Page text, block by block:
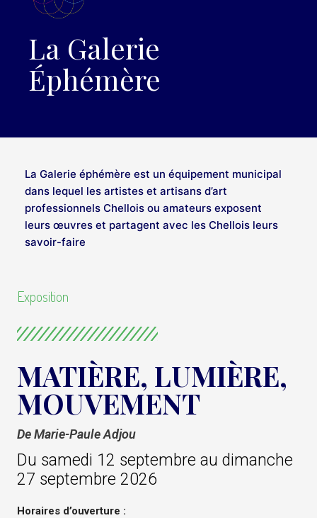
La Galerie
Éphémère
La Galerie éphémère est un équipement municipal
dans lequel les artistes et artisans d’art
professionnels Chellois ou amateurs exposent
leurs œuvres et partagent avec les Chellois leurs
savoir-faire
Exposition
MATIÈRE, LUMIÈRE,
MOUVEMENT
De Marie-Paule Adjou
Du samedi 12 septembre au dimanche
27 septembre 2026
Horaires d’ouverture :